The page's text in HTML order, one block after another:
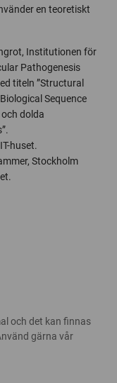
en teoretiskt
Institutionen för
Pathogenesis
titeln ”Structural
Sequence
dolda
huset.
Stockholm
och det kan finnas
gärna vår